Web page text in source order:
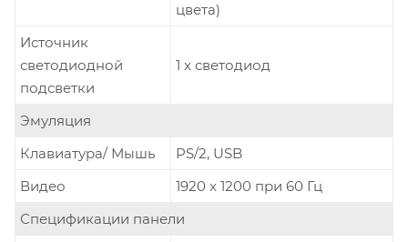
цвета)
Источник
светодиодной
подсветки
1 x светодиод
Эмуляция
Клавиатура/ Мышь
PS/2, USB
Видео
1920 x 1200 при 60 Гц
Спецификации панели